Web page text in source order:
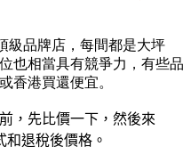
級品牌店，每間都是大坪
也相當具有競爭力，有些品
香港買還便宜。
，先比價一下，然後來
和退稅後價格。